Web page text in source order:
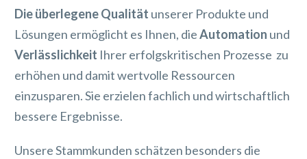
Die überlegene Qualität unserer Produkte und
Lösungen ermöglicht es Ihnen, dieAutomation und
Verlässlichkeit Ihrer erfolgskritischen Prozesse zu
erhöhen und damit wertvolle Ressourcen
einzusparen. Sie erzielen fachlich und wirtschaftlich
bessere Ergebnisse.
Unsere Stammkunden schätzen besonders die